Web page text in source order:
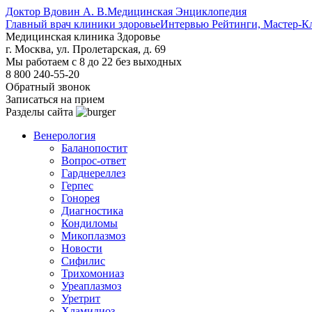
Доктор Вдовин А. В.Медицинская Энциклопедия
Главный врач клиники здоровьеИнтервью Рейтинги, Мастер-
Медицинская клиника Здоровье
г. Москва, ул. Пролетарская, д. 69
Мы работаем с 8 до 22 без выходных
8 800 240-55-20
Обратный звонок
Записаться на прием
Разделы сайта
Венерология
Баланопостит
Вопрос-ответ
Гарднереллез
Герпес
Гонорея
Диагностика
Кондиломы
Микоплазмоз
Новости
Сифилис
Трихомониаз
Уреаплазмоз
Уретрит